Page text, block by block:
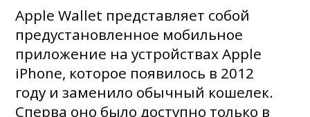
Apple Wallet представляет собой
предустановленное мобильное
приложение на устройствах Apple
iPhone, которое появилось в 2012
году и заменило обычный кошелек.
Сперва оно было доступно только в